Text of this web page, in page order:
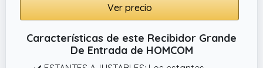
Ver precio
Características de este Recibidor Grande
De Entrada de HOMCOM